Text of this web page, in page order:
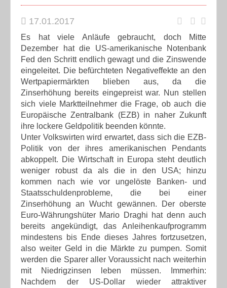
17.01.2017
Es hat viele Anläufe gebraucht, doch Mitte
Dezember hat die US-amerikanische Notenbank
Fed den Schritt endlich gewagt und die Zinswende
eingeleitet. Die befürchteten Negativeffekte an den
Wertpapiermärkten blieben aus, da die
Zinserhöhung bereits eingepreist war. Nun stellen
sich viele Marktteilnehmer die Frage, ob auch die
Europäische Zentralbank (EZB) in naher Zukunft
ihre lockere Geldpolitik beenden könnte.
Unter Volkswirten wird erwartet, dass sich die EZB-
Politik von der ihres amerikanischen Pendants
abkoppelt. Die Wirtschaft in Europa steht deutlich
weniger robust da als die in den USA; hinzu
kommen nach wie vor ungelöste Banken- und
Staatsschuldenprobleme, die bei einer
Zinserhöhung an Wucht gewännen. Der oberste
Euro-Währungshüter Mario Draghi hat denn auch
bereits angekündigt, das Anleihenkaufprogramm
mindestens bis Ende dieses Jahres fortzusetzen,
also weiter Geld in die Märkte zu pumpen. Somit
werden die Sparer aller Voraussicht nach weiterhin
mit Niedrigzinsen leben müssen. Immerhin:
Nachdem der US-Dollar wieder attraktiver